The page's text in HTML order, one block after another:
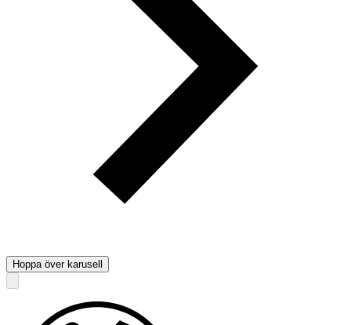
Hoppa över karusell